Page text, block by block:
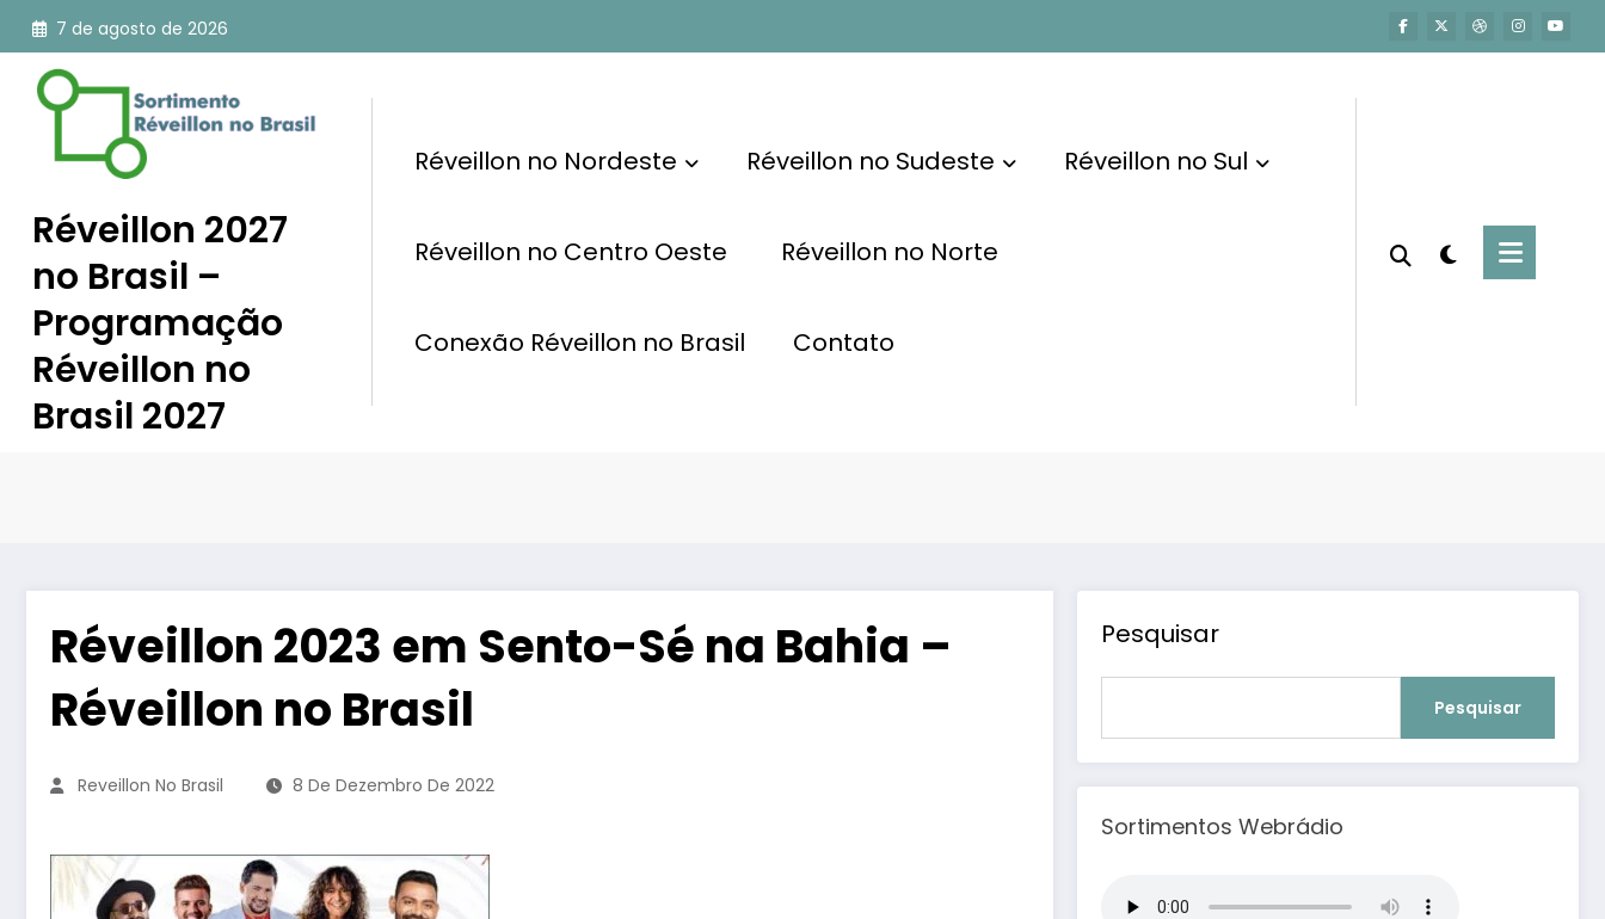
Pular
para
conteúdo
7 de agosto de 2026
Réveillon 2027
no Brasil –
Programação
Réveillon no
Brasil 2027
Réveillon no Nordeste Réveillon no Sudeste Réveillon no Sul
Réveillon no Centro Oeste Réveillon no Norte
Conexão Réveillon no Brasil Contato
Réveillon 2023 em Sento-Sé na Bahia –
Réveillon no Brasil
Reveillon No Brasil 8 De Dezembro De 2022
Pesquisar
Pesquisar
Sortimentos Webrádio